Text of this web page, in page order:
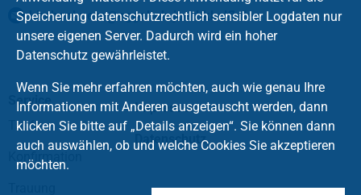
kirchenbuero@eggebek-joerl.kkslfl.de
Service
Taufe
Konfirmation
Impressum
Datenschutz
Speicherung datenschutzrechtlich sensibler Logdaten nur
unsere eigenen Server. Dadurch wird ein hoher
Datenschutz gewährleistet.
Wenn Sie mehr erfahren möchten, auch wie genau Ihre
Informationen mit Anderen ausgetauscht werden, dann
klicken Sie bitte auf „Details anzeigen“. Sie können dann
auch auswählen, ob und welche Cookies Sie akzeptieren
möchten.